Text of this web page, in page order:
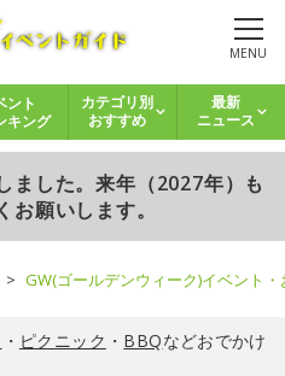
MENU
ント
キング
カテゴリ別
おすすめ
最新
ニュース
ました。来年（2027年）も
お願いします。
GW(ゴールデンウィーク)イベント
・ ピクニック ・ BBQなどおでかけ